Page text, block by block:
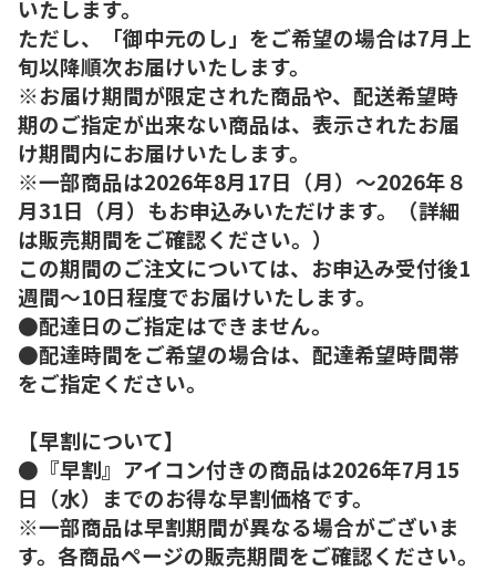
いたします。
ただし、「御中元のし」をご希望の場合は7月上
旬以降順次お届けいたします。
※お届け期間が限定された商品や、配送希望時
期のご指定が出来ない商品は、表示されたお届
け期間内にお届けいたします。
※一部商品は2026年8月17日（月）～2026年８
月31日（月）もお申込みいただけます。（詳細
は販売期間をご確認ください。）
この期間のご注文については、お申込み受付後1
週間～10日程度でお届けいたします。
●配達日のご指定はできません。
●配達時間をご希望の場合は、配達希望時間帯
をご指定ください。
【早割について】
●『早割』アイコン付きの商品は2026年7月15
日（水）までのお得な早割価格です。
※一部商品は早割期間が異なる場合がございま
す。各商品ページの販売期間をご確認ください。